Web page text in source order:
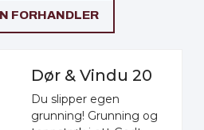
FORHANDLER
Dør & Vindu 20
Du slipper egen
grunning! Grunning og